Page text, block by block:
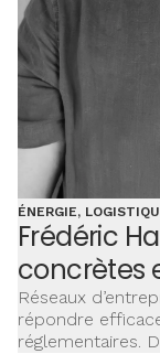
ÉNERGIE,
Frédéric
concrètes
Réseaux
répondre
réglementaires.